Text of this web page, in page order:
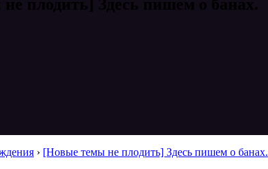
плодить] Здесь пишем о банах.
› [Новые темы не плодить] Здесь пишем о банах.